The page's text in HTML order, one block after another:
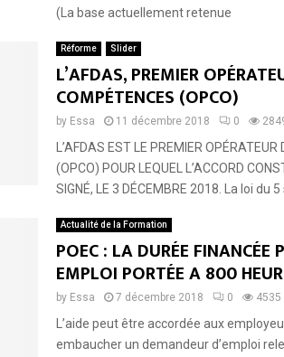
(La base actuellement retenue
Réforme Slider
L’AFDAS, PREMIER
COMPÉTENCES (OPCO)
by Essa 11 décembre 2018 0
L’AFDAS EST LE PREMIER
(OPCO) POUR LEQUEL L’ACCORD
SIGNÉ, LE 3 DÉCEMBRE 2018. La loi du
Actualité de la Formation
POEC : LA DURÉE FINANCÉE
EMPLOI PORTÉE A 800
by Essa 7 décembre 2018 0 4535
L’aide peut être accordée aux
embaucher un demandeur d’emploi